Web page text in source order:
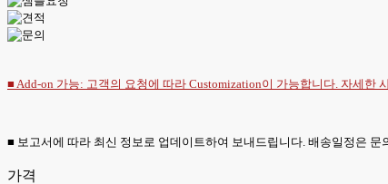
■ Add-on 가능: 고객의 요청에 따라 Customization이 가능합니다. 자세한
■ 보고서에 따라 최신 정보로 업데이트하여 보내드립니다. 배송일정은 문
가격